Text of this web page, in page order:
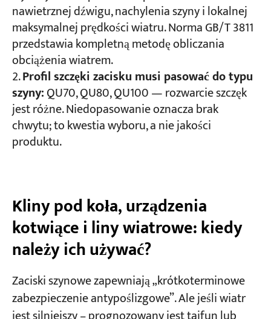
nawietrznej dźwigu, nachylenia szyny i lokalnej
maksymalnej prędkości wiatru. Norma GB/T 3811
przedstawia kompletną metodę obliczania
obciążenia wiatrem.
Profil szczęki zacisku musi pasować do typu
szyny:QU70, QU80, QU100 — rozwarcie szczęk
jest różne. Niedopasowanie oznacza brak
chwytu; to kwestia wyboru, a nie jakości
produktu.
Kliny pod koła, urządzenia
kotwiące i liny wiatrowe: kiedy
należy ich używać?
Zaciski szynowe zapewniają „krótkoterminowe
zabezpieczenie antypoślizgowe”. Ale jeśli wiatr